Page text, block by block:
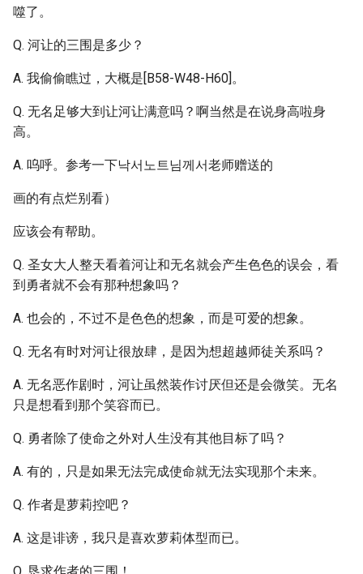
噬了。
Q. 河让的三围是多少？
A. 我偷偷瞧过，大概是[B58-W48-H60]。
Q. 无名足够大到让河让满意吗？啊当然是在说身高啦身
高。
A. 呜呼。参考一下낙서노트님께서老师赠送的
画的有点烂别看）
应该会有帮助。
Q. 圣女大人整天看着河让和无名就会产生色色的误会，看
到勇者就不会有那种想象吗？
A. 也会的，不过不是色色的想象，而是可爱的想象。
Q. 无名有时对河让很放肆，是因为想超越师徒关系吗？
A. 无名恶作剧时，河让虽然装作讨厌但还是会微笑。无名
只是想看到那个笑容而已。
Q. 勇者除了使命之外对人生没有其他目标了吗？
A. 有的，只是如果无法完成使命就无法实现那个未来。
Q. 作者是萝莉控吧？
A. 这是诽谤，我只是喜欢萝莉体型而已。